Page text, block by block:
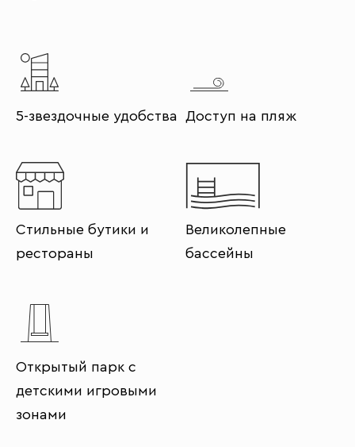
5-звездочные удобства Доступ на пляж
Стильные бутики и
рестораны
Великолепные
бассейны
Открытый парк с
детскими игровыми
зонами